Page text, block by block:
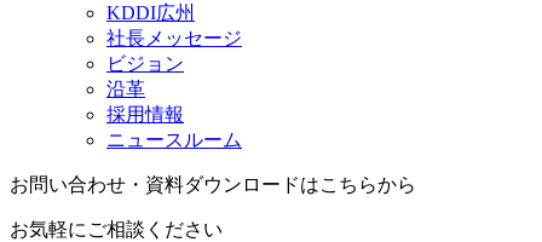
KDDI広州
社長メッセージ
ビジョン
沿革
採用情報
ニュースルーム
お問い合わせ・資料ダウンロードはこちらから
お気軽にご相談ください